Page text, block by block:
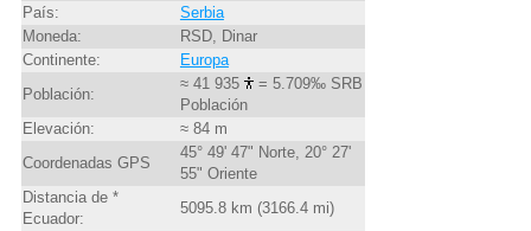
País:
Serbia
Moneda:
RSD, Dinar
Continente:
Europa
Población:
≈ 41 935
= 5.709‰ SRB
Población
Elevación:
≈ 84 m
Coordenadas GPS
45° 49' 47" Norte, 20° 27'
55" Oriente
Distancia de *
Ecuador:
5095.8 km (3166.4 mi)